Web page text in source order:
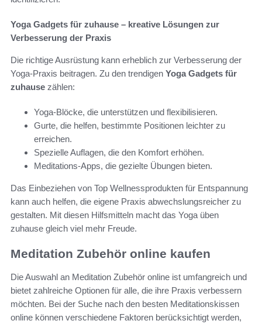
Yoga Gadgets für zuhause – kreative Lösungen zur
Verbesserung der Praxis
Die richtige Ausrüstung kann erheblich zur Verbesserung der
Yoga-Praxis beitragen. Zu den trendigen Yoga Gadgets für
zuhause zählen:
Yoga-Blöcke, die unterstützen und flexibilisieren.
Gurte, die helfen, bestimmte Positionen leichter zu
erreichen.
Spezielle Auflagen, die den Komfort erhöhen.
Meditations-Apps, die gezielte Übungen bieten.
Das Einbeziehen von Top Wellnessprodukten für Entspannung
kann auch helfen, die eigene Praxis abwechslungsreicher zu
gestalten. Mit diesen Hilfsmitteln macht das Yoga üben
zuhause gleich viel mehr Freude.
Meditation Zubehör online kaufen
Die Auswahl an Meditation Zubehör online ist umfangreich und
bietet zahlreiche Optionen für alle, die ihre Praxis verbessern
möchten. Bei der Suche nach den besten Meditationskissen
online können verschiedene Faktoren berücksichtigt werden,